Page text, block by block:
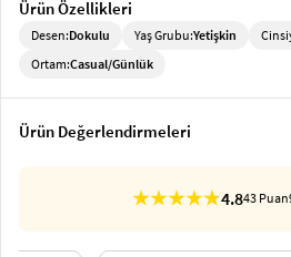
Ürün Özellikleri
Desen:Dokulu Yaş Grubu:Yetişkin
Ortam:Casual/Günlük
Ürün Değerlendirmeleri
4.843 Puan